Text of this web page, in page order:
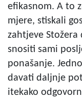
efikasnom. A to
mjere, stiskali
zahtjeve
snositi sami
ponašanje.
davati daljnje
itekako